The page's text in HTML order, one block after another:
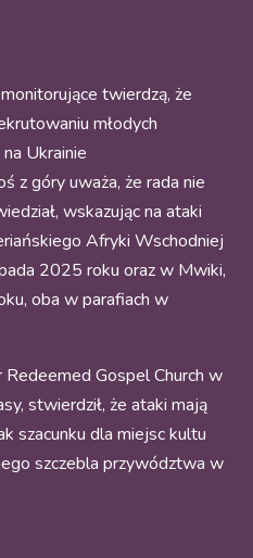
twierdzą, że
młodych
Ukrainie
z góry uważa, że rada nie
wskazując na ataki
Afryki Wschodniej
2025 roku oraz w Mwiki,
oba w parafiach w
Gospel Church w
stwierdził, że ataki mają
szacunku dla miejsc kultu
szczebla przywództwa w